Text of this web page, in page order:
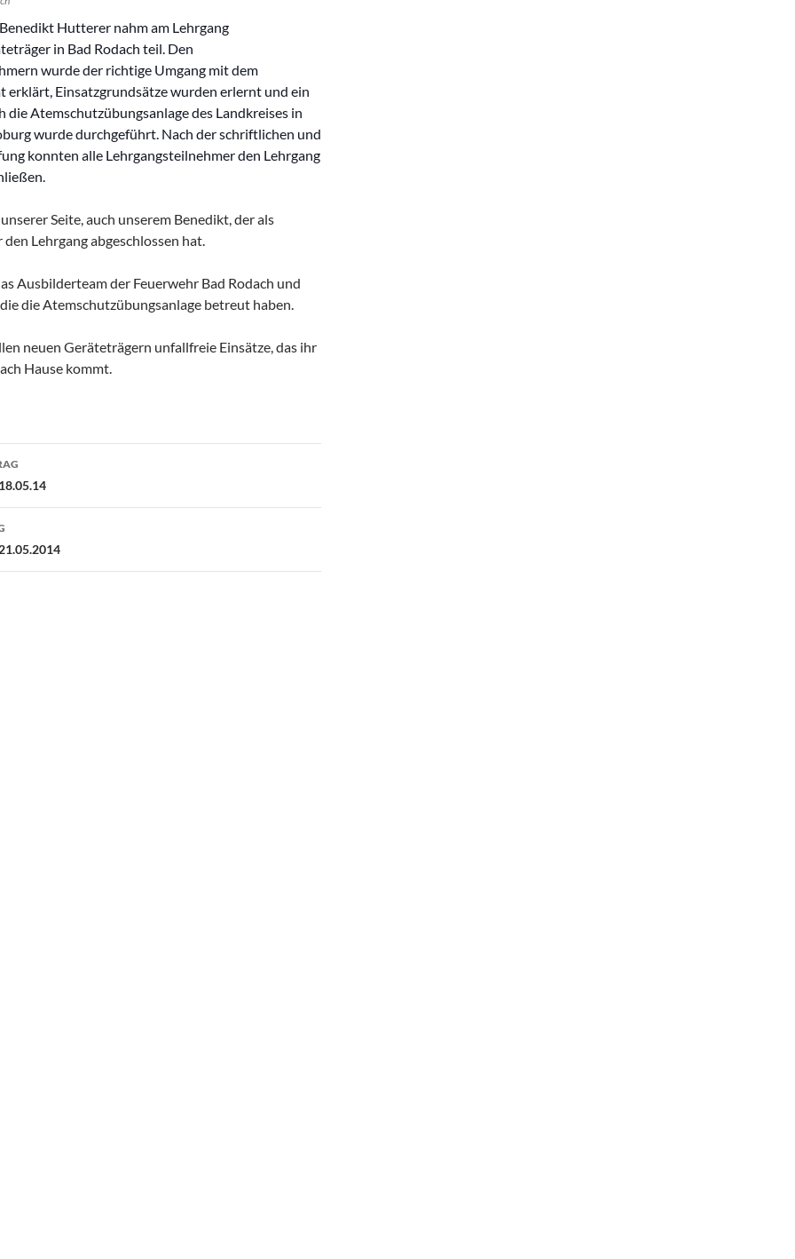
Hutterer nahm am Lehrgang
in Bad Rodach teil. Den
wurde der richtige Umgang mit dem
erklärt, Einsatzgrundsätze wurden erlernt und ein
die Atemschutzübungsanlage des Landkreises in
wurde durchgeführt. Nach der schriftlichen und
konnten alle Lehrgangsteilnehmer den Lehrgang
Seite, auch unserem Benedikt, der als
Lehrgang abgeschlossen hat.
Ausbilderteam der Feuerwehr Bad Rodach und
die Atemschutzübungsanlage betreut haben.
neuen Geräteträgern unfallfreie Einsätze, das ihr
Hause kommt.